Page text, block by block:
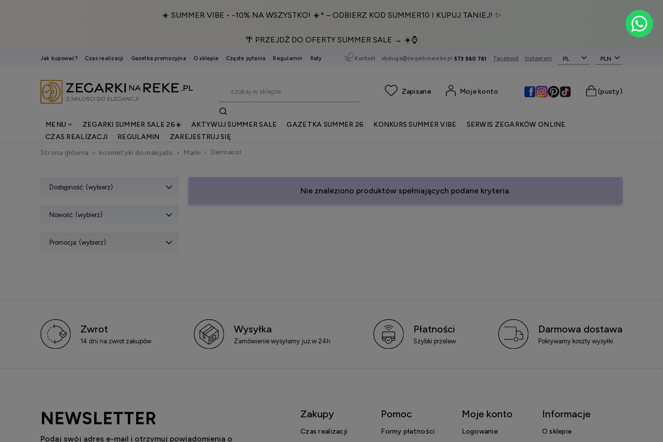
☀️ SUMMER VIBE • -10% NA WSZYSTKO! ☀️* – ODBIERZ KOD SUMMER10 I KUPUJ TANIEJ! ✨
🌴 PRZEJDŹ DO OFERTY SUMMER SALE → ☀️⌚️
Jak kupować? Czas realizacji Gazetka promocyjna O sklepie Częste pytania Regulamin Raty Kontakt obsluga@zegarkinareke.pl 573 560 761 Facebook Instagram PL
(pusty)
Moje konto
MENU ZEGARKI SUMMER SALE 26☀️ AKTYWUJ SUMMER SALE GAZETKA SUMMER 26 KONKURS SUMMER VIBE
SERWIS ZEGARKÓW ONLINE
CZAS REALIZACJI
REGULAMIN
ZAREJESTRUJ SIĘ
Strona główna
kosmetyki do makijażu Marki Dermacol
Dostępność: (wybierz)
Nowość: (wybierz)
Promocja: (wybierz)
Nie znaleziono produktów spełniających podane kryteria.
Zwrot
14 dni na zwrot zakupów
Wysyłka
Zamówienie wysyłamy już w 24h
Płatności
Szybki przelew
Darmowa dostawa
Pokrywamy koszty wysyłki
NEWSLETTER
Podaj swój adres e-mail i otrzymuj powiadomienia o
Zakupy
Czas realizacji
Pomoc
Formy płatności
Moje konto
Logowanie
Informacje
O sklepie